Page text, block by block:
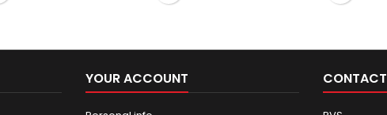
YOUR ACCOUNT CONTACT